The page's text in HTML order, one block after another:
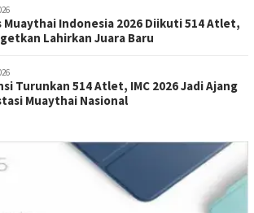
Muaythai Indonesia 2026 Diikuti 514 Atlet,
Lahirkan Juara Baru
Turunkan 514 Atlet, IMC 2026 Jadi Ajang
Muaythai Nasional